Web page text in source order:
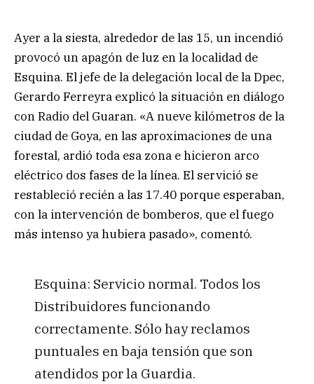
Ayer a la siesta, alrededor de las 15, un incendió
provocó un apagón de luz en la localidad de
Esquina. El jefe de la delegación local de la Dpec,
Gerardo Ferreyra explicó la situación en diálogo
con Radio del Guaran. «A nueve kilómetros de la
ciudad de Goya, en las aproximaciones de una
forestal, ardió toda esa zona e hicieron arco
eléctrico dos fases de la línea. El servició se
restableció recién a las 17.40 porque esperaban,
con la intervención de bomberos, que el fuego
más intenso ya hubiera pasado», comentó.
Esquina: Servicio normal. Todos los
Distribuidores funcionando
correctamente. Sólo hay reclamos
puntuales en baja tensión que son
atendidos por la Guardia.